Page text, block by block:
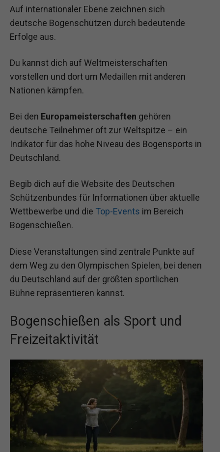
Auf internationaler Ebene zeichnen sich
deutsche Bogenschützen durch bedeutende
Erfolge aus.
Du kannst dich auf Weltmeisterschaften
vorstellen und dort um Medaillen mit anderen
Nationen kämpfen.
Bei den Europameisterschaften gehören
deutsche Teilnehmer oft zur Weltspitze – ein
Indikator für das hohe Niveau des Bogensports in
Deutschland.
Begib dich auf die Website des Deutschen
Schützenbundes für Informationen über aktuelle
Wettbewerbe und die Top-Events im Bereich
Bogenschießen.
Diese Veranstaltungen sind zentrale Punkte auf
dem Weg zu den Olympischen Spielen, bei denen
du Deutschland auf der größten sportlichen
Bühne repräsentieren kannst.
Bogenschießen als Sport und
Freizeitaktivität